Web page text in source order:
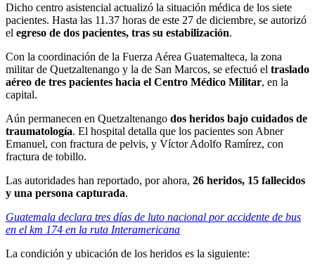
Dicho centro asistencial actualizó la situación médica de los siete
pacientes. Hasta las 11.37 horas de este 27 de diciembre, se autorizó
el egreso de dos pacientes, tras su estabilización.
Con la coordinación de la Fuerza Aérea Guatemalteca, la zona
militar de Quetzaltenango y la de San Marcos, se efectuó el traslado
aéreo de tres pacientes hacia el Centro Médico Militar, en la
capital.
Aún permanecen en Quetzaltenango dos heridos bajo cuidados de
traumatología. El hospital detalla que los pacientes son Abner
Emanuel, con fractura de pelvis, y Víctor Adolfo Ramírez, con
fractura de tobillo.
Las autoridades han reportado, por ahora, 26 heridos, 15 fallecidos
y una persona capturada.
Guatemala declara tres días de luto nacional por accidente de bus
en el km 174 en la ruta Interamericana
La condición y ubicación de los heridos es la siguiente: